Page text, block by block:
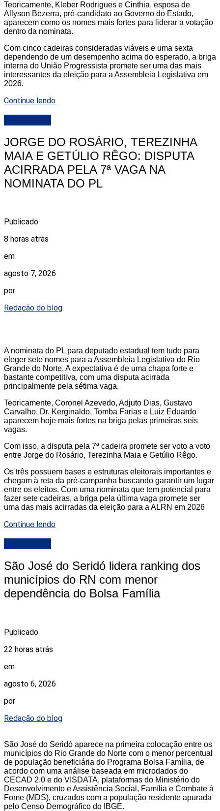
Teoricamente, Kleber Rodrigues e Cinthia, esposa de
Allyson Bezerra, pré-candidato ao Governo do Estado,
aparecem como os nomes mais fortes para liderar a votação
dentro da nominata.
Com cinco cadeiras consideradas viáveis e uma sexta
dependendo de um desempenho acima do esperado, a briga
interna do União Progressista promete ser uma das mais
interessantes da eleição para a Assembleia Legislativa em
2026.
Continue lendo
JORGE DO ROSÁRIO, TEREZINHA
MAIA E GETÚLIO RÊGO: DISPUTA
ACIRRADA PELA 7ª VAGA NA
NOMINATA DO PL
Publicado
8 horas atrás
em
agosto 7, 2026
por
Redação do blog
A nominata do PL para deputado estadual tem tudo para
eleger sete nomes para a Assembleia Legislativa do Rio
Grande do Norte. A expectativa é de uma chapa forte e
bastante competitiva, com uma disputa acirrada
principalmente pela sétima vaga.
Teoricamente, Coronel Azevedo, Adjuto Dias, Gustavo
Carvalho, Dr. Kerginaldo, Tomba Farias e Luiz Eduardo
aparecem hoje mais fortes na briga pelas primeiras seis
vagas.
Com isso, a disputa pela 7ª cadeira promete ser voto a voto
entre Jorge do Rosário, Terezinha Maia e Getúlio Rêgo.
Os três possuem bases e estruturas eleitorais importantes e
chegam à reta da pré-campanha buscando garantir um lugar
entre os eleitos. Com uma nominata que tem potencial para
fazer sete cadeiras, a briga pela última vaga promete ser
uma das mais acirradas da eleição para a ALRN em 2026
Continue lendo
São José do Seridó lidera ranking dos
municípios do RN com menor
dependência do Bolsa Família
Publicado
22 horas atrás
em
agosto 6, 2026
por
Redação do blog
São José do Seridó aparece na primeira colocação entre os
municípios do Rio Grande do Norte com o menor percentual
de população beneficiária do Programa Bolsa Família, de
acordo com uma análise baseada em microdados do
CECAD 2.0 e do VISDATA, plataformas do Ministério do
Desenvolvimento e Assistência Social, Família e Combate à
Fome (MDS), cruzados com a população residente apurada
pelo Censo Demográfico do IBGE.